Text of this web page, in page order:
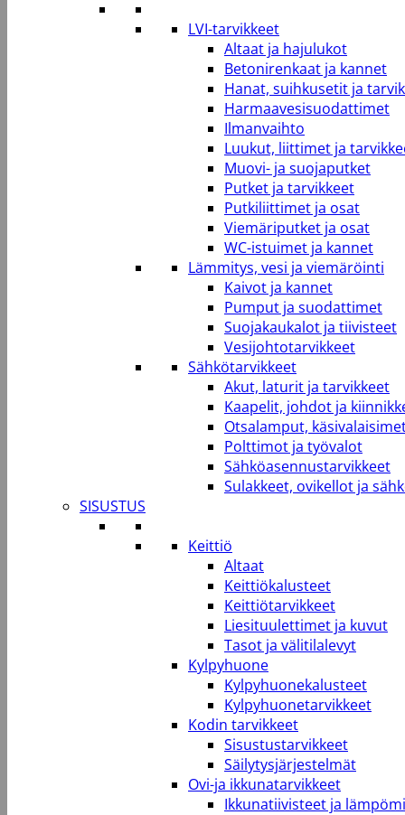
LVI-tarvikkeet
Altaat ja hajulukot
Betonirenkaat ja kannet
Hanat, suihkusetit ja
Harmaavesisuodattimet
Ilmanvaihto
Luukut, liittimet ja
Muovi- ja suojaputket
Putket ja tarvikkeet
Putkiliittimet ja osat
Viemäriputket ja osat
WC-istuimet ja kannet
Lämmitys, vesi ja viemäröinti
Kaivot ja kannet
Pumput ja suodattimet
Suojakaukalot ja tiivisteet
Vesijohtotarvikkeet
Sähkötarvikkeet
Akut, laturit ja tarvikkeet
Kaapelit, johdot ja
Otsalamput,
Polttimot ja työvalot
Sähköasennustarvikkeet
Sulakkeet, ovikellot ja
SISUSTUS
Keittiö
Altaat
Keittiökalusteet
Keittiötarvikkeet
Liesituulettimet ja kuvut
Tasot ja välitilalevyt
Kylpyhuone
Kylpyhuonekalusteet
Kylpyhuonetarvikkeet
Kodin tarvikkeet
Sisustustarvikkeet
Säilytysjärjestelmät
Ovi-ja ikkunatarvikkeet
Ikkunatiivisteet ja